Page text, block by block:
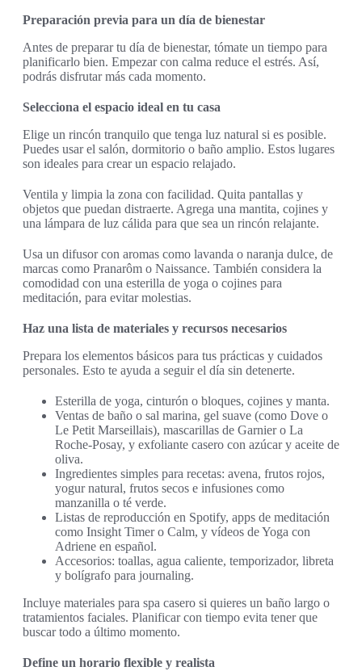
Preparación previa para un día de bienestar
Antes de preparar tu día de bienestar, tómate un tiempo para
planificarlo bien. Empezar con calma reduce el estrés. Así,
podrás disfrutar más cada momento.
Selecciona el espacio ideal en tu casa
Elige un rincón tranquilo que tenga luz natural si es posible.
Puedes usar el salón, dormitorio o baño amplio. Estos lugares
son ideales para crear un espacio relajado.
Ventila y limpia la zona con facilidad. Quita pantallas y
objetos que puedan distraerte. Agrega una mantita, cojines y
una lámpara de luz cálida para que sea un rincón relajante.
Usa un difusor con aromas como lavanda o naranja dulce, de
marcas como Pranarôm o Naissance. También considera la
comodidad con una esterilla de yoga o cojines para
meditación, para evitar molestias.
Haz una lista de materiales y recursos necesarios
Prepara los elementos básicos para tus prácticas y cuidados
personales. Esto te ayuda a seguir el día sin detenerte.
Esterilla de yoga, cinturón o bloques, cojines y manta.
Ventas de baño o sal marina, gel suave (como Dove o
Le Petit Marseillais), mascarillas de Garnier o La
Roche-Posay, y exfoliante casero con azúcar y aceite de
oliva.
Ingredientes simples para recetas: avena, frutos rojos,
yogur natural, frutos secos e infusiones como
manzanilla o té verde.
Listas de reproducción en Spotify, apps de meditación
como Insight Timer o Calm, y vídeos de Yoga con
Adriene en español.
Accesorios: toallas, agua caliente, temporizador, libreta
y bolígrafo para journaling.
Incluye materiales para spa casero si quieres un baño largo o
tratamientos faciales. Planificar con tiempo evita tener que
buscar todo a último momento.
Define un horario flexible y realista